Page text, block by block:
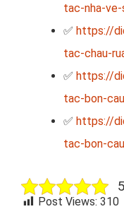
tac-nha-ve-
✅ https://
tac-chau-
✅ https://
tac-bon-
✅ https://
tac-bon-
Post Views: 310